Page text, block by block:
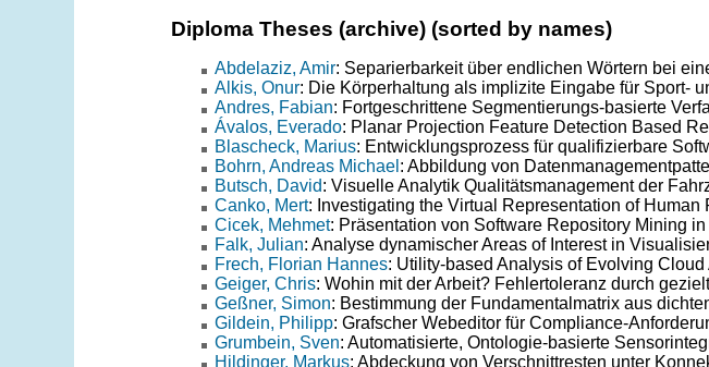
Diploma Theses (archive) (sorted by names)
Abdelaziz, Amir: Separierbarkeit über endlichen Wörtern bei
Alkis, Onur: Die Körperhaltung als implizite Eingabe für Sport-
Andres, Fabian: Fortgeschrittene Segmentierungs-basierte
Ávalos, Everado: Planar Projection Feature Detection Based
Blascheck, Marius: Entwicklungsprozess für qualifizierbare
Bohrn, Andreas Michael : Abbildung von
Butsch, David: Visuelle Analytik Qualitätsmanagement der
Canko, Mert: Investigating the Virtual Representation of
Cicek, Mehmet: Präsentation von Software Repository Mining
Falk, Julian: Analyse dynamischer Areas of Interest in
Frech, Florian Hannes: Utility-based Analysis of Evolving
Geiger, Chris: Wohin mit der Arbeit? Fehlertoleranz durch
Geßner, Simon: Bestimmung der Fundamentalmatrix aus
Gildein, Philipp: Grafscher Webeditor für Compliance-
Grumbein, Sven: Automatisierte, Ontologie-basierte
Hildinger, Markus: Abdeckung von Verschnittresten unter